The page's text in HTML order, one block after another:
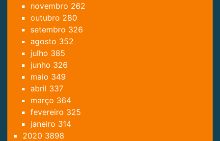
novembro 262
outubro 280
setembro 326
agosto 352
julho 385
junho 326
maio 349
abril 337
março 364
fevereiro 325
janeiro 314
2020 3898